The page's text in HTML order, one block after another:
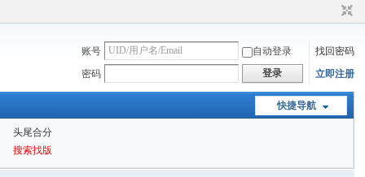
账号 自动登录
找回密码
密码
登录 立即注册
快捷导航
头尾合分
搜索找版